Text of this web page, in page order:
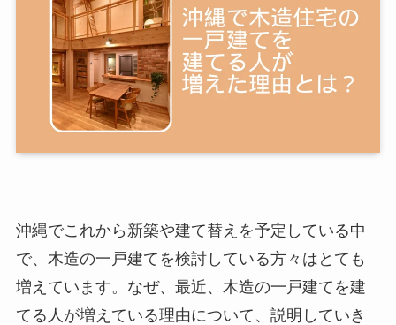
沖縄でこれから新築や建て替えを予定している中
で、木造の一戸建てを検討している方々はとても
増えています。なぜ、最近、木造の一戸建てを建
てる人が増えている理由について、説明していき